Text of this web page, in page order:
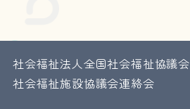
社会福祉法人全国社会福祉協議会
社会福祉施設協議会連絡会